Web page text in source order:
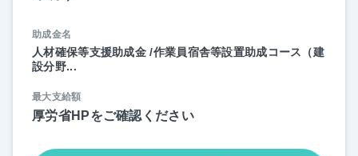
助成金名
人材確保等支援助成金 /作業員宿舎等設置助成コース（建
設分野...
最大支給額
厚労省HPをご確認ください